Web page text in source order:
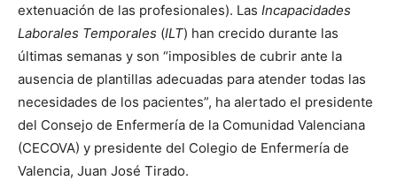
extenuación de las profesionales). Las Incapacidades
Laborales Temporales (ILT) han crecido durante las
últimas semanas y son “imposibles de cubrir ante la
ausencia de plantillas adecuadas para atender todas las
necesidades de los pacientes”, ha alertado el presidente
del Consejo de Enfermería de la Comunidad Valenciana
(CECOVA) y presidente del Colegio de Enfermería de
Valencia, Juan José Tirado.